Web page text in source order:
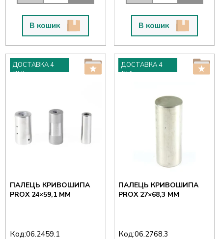
В кошик В кошик
ДОСТАВКА 4
ДНІ
ПАЛЕЦЬ КРИВОШИПА
PROX 24×59,1 ММ
Код:06.2459.1
ДОСТАВКА 4
ДНІ
ПАЛЕЦЬ КРИВОШИПА
PROX 27×68,3 ММ
Код:06.2768.3